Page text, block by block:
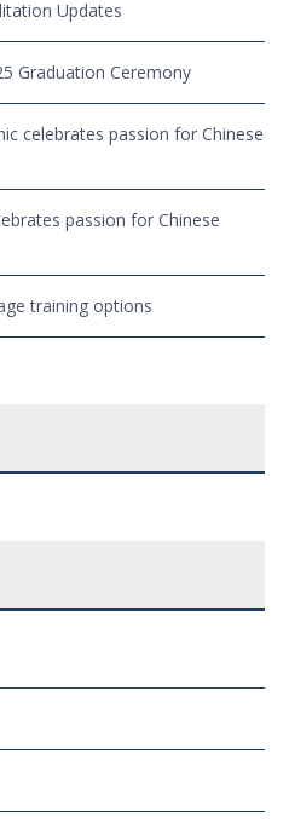
Updates
Graduation Ceremony
celebrates passion for Chinese
passion for Chinese
training options